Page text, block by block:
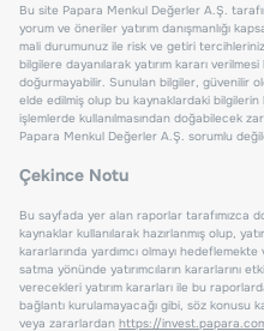
Bu site Papara Menkul Değerler A.Ş.
yorum ve öneriler yatırım danışmanlığı
mali durumunuz ile risk ve getiri
bilgilere dayanılarak yatırım kararı
doğurmayabilir. Sunulan bilgiler, güvenilir
elde edilmiş olup bu kaynaklardaki
işlemlerde kullanılmasından doğabilecek
Papara Menkul Değerler A.Ş. sorumlu
Çekince Notu
Bu sayfada yer alan raporlar tarafımızca
kaynaklar kullanılarak hazırlanmış olup,
kararlarında yardımcı olmayı
satma yönünde yatırımcıların kararlarını
verecekleri yatırım kararları ile bu
bağlantı kurulamayacağı gibi, söz konusu
veya zararlardan https://